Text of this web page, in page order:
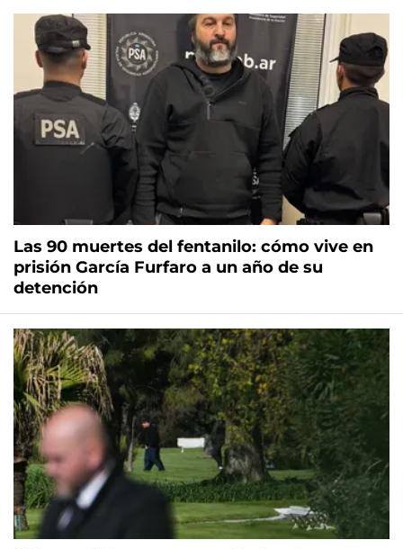
Las 90 muertes del fentanilo: cómo vive en
prisión García Furfaro a un año de su
detención